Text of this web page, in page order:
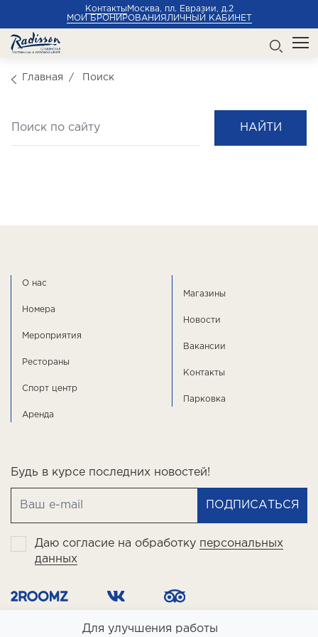
Контакты Москва, пл. Евразии, д.2
МОИ БРОНИРОВАНИЯ ЛИЧНЫЙ КАБИНЕТ
Главная Поиск
НАЙТИ
О нас
Номера
Мероприятия
Рестораны
Спорт центр
Аренда
Магазины
Новости
Вакансии
Контакты
Парковка
Будь в курсе последних новостей!
ПОДПИСАТЬСЯ
Даю согласие на обработку персональных
данных
Для улучшения работы